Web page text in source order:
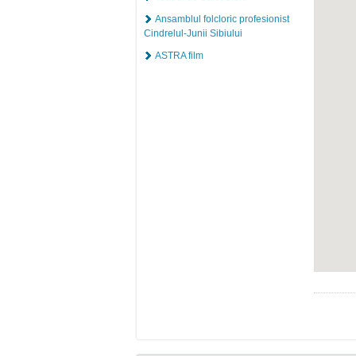
Ansamblul folcloric profesionist
Cindrelul-Junii Sibiului
ASTRA film